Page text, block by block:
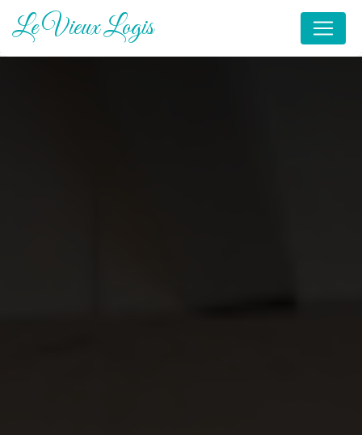
Le Vieux Logis
Panneau de gestion des cookies